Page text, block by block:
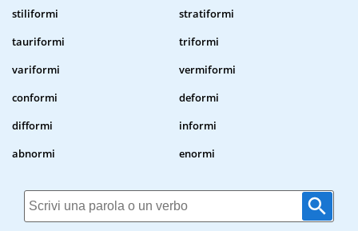
stiliformi
stratiformi
tauriformi
triformi
variformi
vermiformi
conformi
deformi
difformi
informi
abnormi
enormi